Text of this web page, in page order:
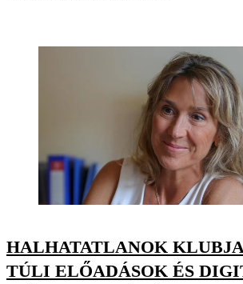
HALHATATLANOK
TÚLI ELŐADÁSOK ÉS